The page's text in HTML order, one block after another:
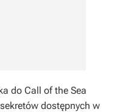
do Call of the Sea
dostępnych w